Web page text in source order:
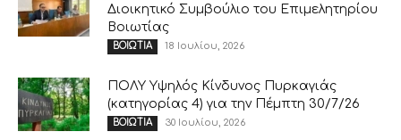
Διοικητικό Συμβούλιο του Επιμελητηρίου
Βοιωτίας
ΒΟΙΩΤΙΑ 18 Ιουλίου, 2026
ΠΟΛΥ Υψηλός Κίνδυνος Πυρκαγιάς
(κατηγορίας 4) για την Πέμπτη 30/7/26
ΒΟΙΩΤΙΑ 30 Ιουλίου, 2026